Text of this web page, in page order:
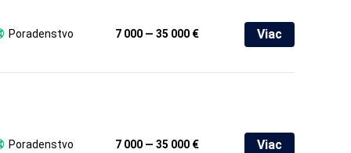
Poradenstvo 7 000 — 35 000 € Viac
Poradenstvo 7 000 — 35 000 € Viac